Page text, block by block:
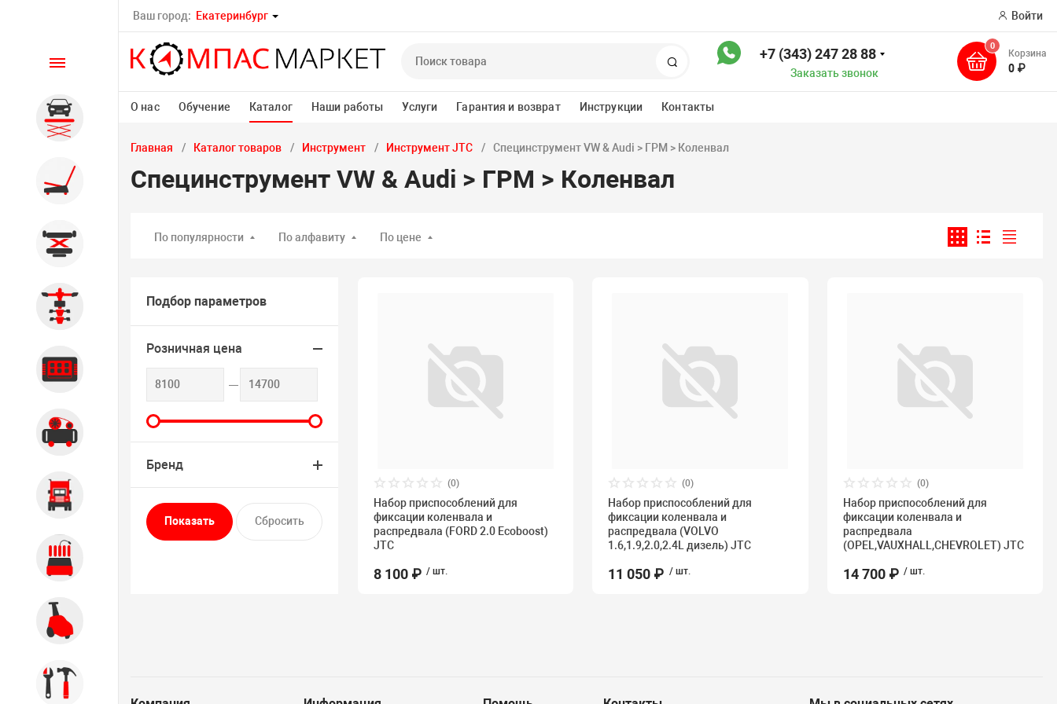
Ваш город: Екатеринбург Войти
Поиск +7 (343) 247 28 88
Заказать звонок
0
Корзина
0 ₽
О нас Обучение Каталог Наши работы Услуги Гарантия и возврат Инструкции Контакты
Каталог
Автомобильные подъемники
Шиномонтажное
оборудование
Общегаражное
Стенды сход-развал
Диагностика
Компрессорное оборудование
Главная Каталог товаров Инструмент Инструмент JTC Специнструмент VW & Audi > ГРМ > Коленвал
Специнструмент VW & Audi > ГРМ > Коленвал
По популярности По алфавиту По цене
Подбор параметров
Розничная цена
Бренд
(0)
Набор приспособлений для
фиксации коленвала и
распредвала (FORD 2.0 Ecoboost)
JTC
8 100 ₽ / шт.
(0)
Набор приспособлений для
фиксации коленвала и
распредвала (VOLVO
1.6,1.9,2.0,2.4L дизель) JTC
11 050 ₽ / шт.
(0)
Набор приспособлений для
фиксации коленвала и
распредвала
(OPEL,VAUXHALL,CHEVROLET) JTC
14 700 ₽ / шт.